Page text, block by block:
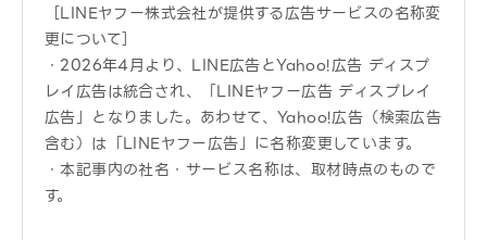
［LINEヤフー株式会社が提供する広告サービスの名称変
更について］
・2026年4月より、LINE広告とYahoo!広告 ディスプ
レイ広告は統合され、「LINEヤフー広告 ディスプレイ
広告」となりました。あわせて、Yahoo!広告（検索広告
含む）は「LINEヤフー広告」に名称変更しています。
・本記事内の社名・サービス名称は、取材時点のもので
す。